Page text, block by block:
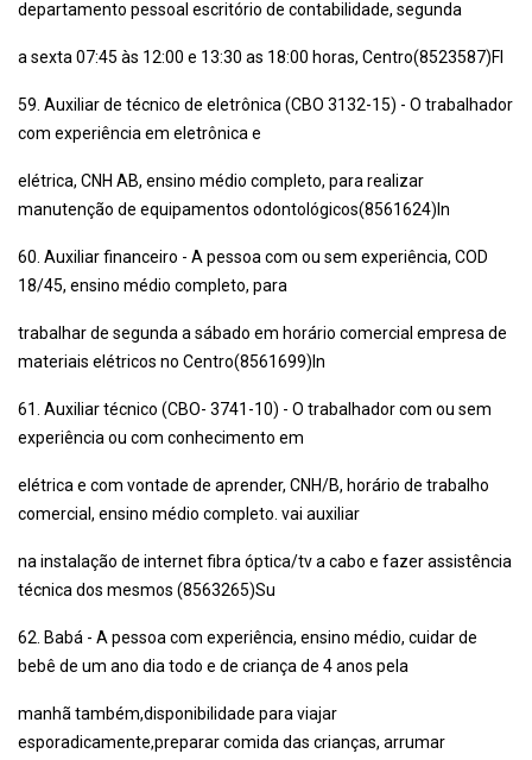
departamento pessoal escritório de contabilidade, segunda
a sexta 07:45 às 12:00 e 13:30 as 18:00 horas, Centro(8523587)Fl
59. Auxiliar de técnico de eletrônica (CBO 3132-15) - O trabalhador
com experiência em eletrônica e
elétrica, CNH AB, ensino médio completo, para realizar
manutenção de equipamentos odontológicos(8561624)In
60. Auxiliar financeiro - A pessoa com ou sem experiência, COD
18/45, ensino médio completo, para
trabalhar de segunda a sábado em horário comercial empresa de
materiais elétricos no Centro(8561699)In
61. Auxiliar técnico (CBO- 3741-10) - O trabalhador com ou sem
experiência ou com conhecimento em
elétrica e com vontade de aprender, CNH/B, horário de trabalho
comercial, ensino médio completo. vai auxiliar
na instalação de internet fibra óptica/tv a cabo e fazer assistência
técnica dos mesmos (8563265)Su
62. Babá - A pessoa com experiência, ensino médio, cuidar de
bebê de um ano dia todo e de criança de 4 anos pela
manhã também,disponibilidade para viajar
esporadicamente,preparar comida das crianças, arrumar